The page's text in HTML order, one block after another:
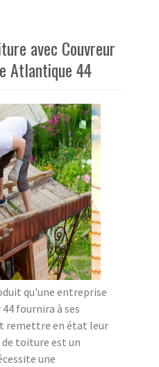
avec Couvreur
Atlantique 44
qu'une entreprise
fournira à ses
remettre en état leur
toiture est un
une